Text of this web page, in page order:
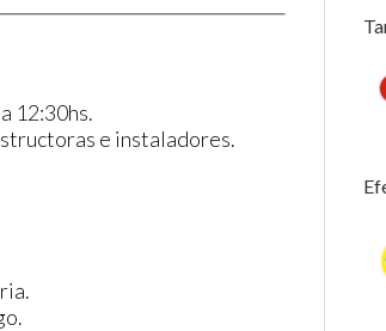
12:30hs.
e instaladores.